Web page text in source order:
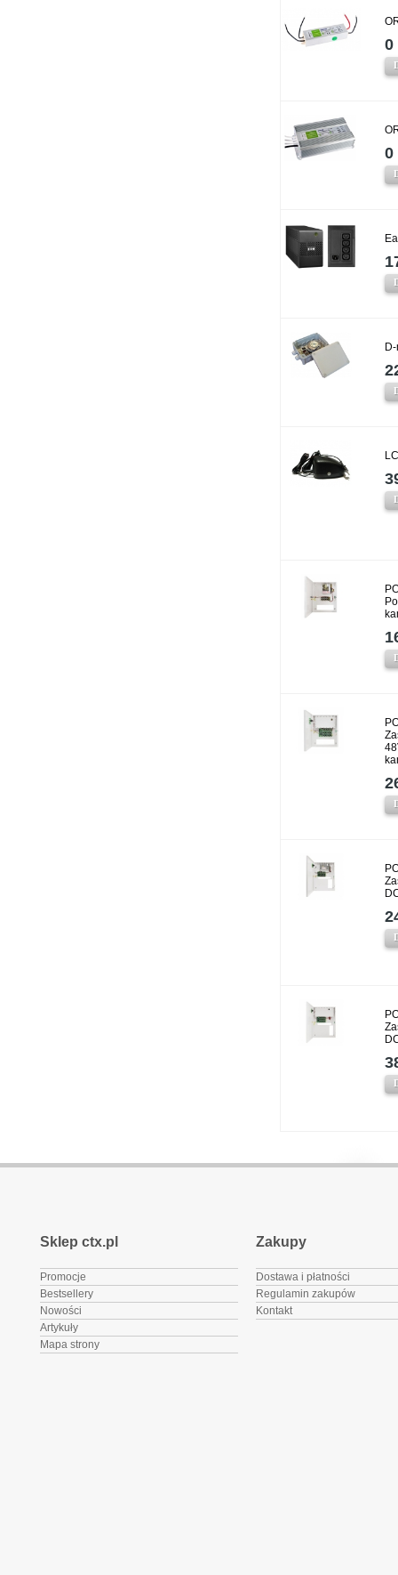
0
0
Sklep ctx.pl
Promocje
Bestsellery
Nowości
Artykuły
Mapa strony
Zakupy
Dostawa i płatności
Regulamin zakupów
Kontakt